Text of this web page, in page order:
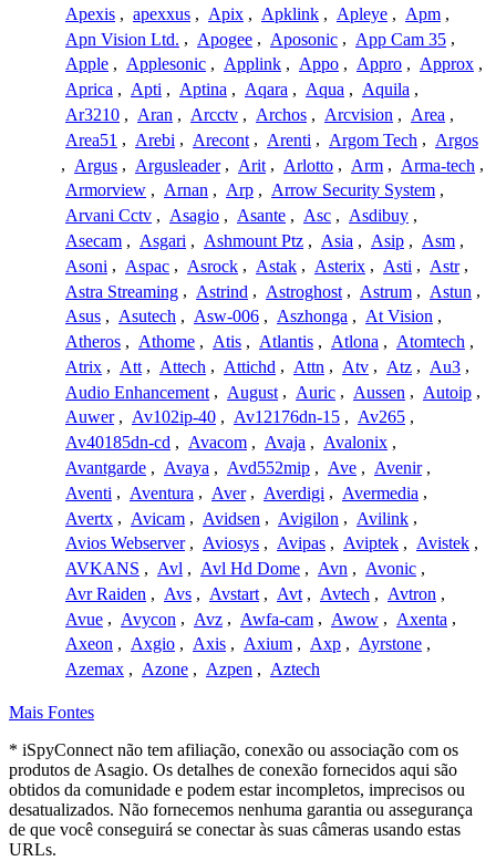
Apexis , apexxus , Apix , Apklink , Apleye , Apm ,
Apn Vision Ltd. , Apogee , Aposonic , App Cam 35 ,
Apple , Applesonic , Applink , Appo , Appro , Approx ,
Aprica , Apti , Aptina , Aqara , Aqua , Aquila ,
Ar3210 , Aran , Arcctv , Archos , Arcvision , Area ,
Area51 , Arebi , Arecont , Arenti , Argom Tech , Argos
, Argus , Argusleader , Arit , Arlotto , Arm , Arma-tech ,
Armorview , Arnan , Arp , Arrow Security System ,
Arvani Cctv , Asagio , Asante , Asc , Asdibuy ,
Asecam , Asgari , Ashmount Ptz , Asia , Asip , Asm ,
Asoni , Aspac , Asrock , Astak , Asterix , Asti , Astr ,
Astra Streaming , Astrind , Astroghost , Astrum , Astun ,
Asus , Asutech , Asw-006 , Aszhonga , At Vision ,
Atheros , Athome , Atis , Atlantis , Atlona , Atomtech ,
Atrix , Att , Attech , Attichd , Attn , Atv , Atz , Au3 ,
Audio Enhancement , August , Auric , Aussen , Autoip ,
Auwer , Av102ip-40 , Av12176dn-15 , Av265 ,
Av40185dn-cd , Avacom , Avaja , Avalonix ,
Avantgarde , Avaya , Avd552mip , Ave , Avenir ,
Aventi , Aventura , Aver , Averdigi , Avermedia ,
Avertx , Avicam , Avidsen , Avigilon , Avilink ,
Avios Webserver , Aviosys , Avipas , Aviptek , Avistek ,
AVKANS , Avl , Avl Hd Dome , Avn , Avonic ,
Avr Raiden , Avs , Avstart , Avt , Avtech , Avtron ,
Avue , Avycon , Avz , Awfa-cam , Awow , Axenta ,
Axeon , Axgio , Axis , Axium , Axp , Ayrstone ,
Azemax , Azone , Azpen , Aztech
Mais Fontes
* iSpyConnect não tem afiliação, conexão ou associação com os
produtos de Asagio. Os detalhes de conexão fornecidos aqui são
obtidos da comunidade e podem estar incompletos, imprecisos ou
desatualizados. Não fornecemos nenhuma garantia ou assegurança
de que você conseguirá se conectar às suas câmeras usando estas
URLs.